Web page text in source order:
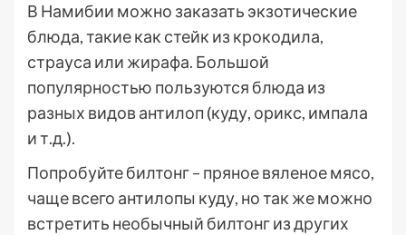
В Намибии можно заказать экзотические
блюда, такие как стейк из крокодила,
страуса или жирафа. Большой
популярностью пользуются блюда из
разных видов антилоп (куду, орикс, импала
и т.д.).
Попробуйте билтонг – пряное вяленое мясо,
чаще всего антилопы куду, но так же можно
встретить необычный билтонг из других